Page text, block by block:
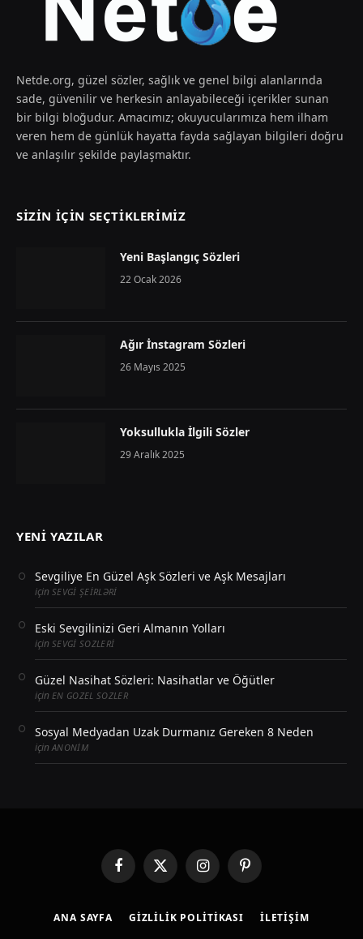
Netde.org, güzel sözler, sağlık ve genel bilgi alanlarında
sade, güvenilir ve herkesin anlayabileceği içerikler sunan
bir bilgi bloğudur. Amacımız; okuyucularımıza hem ilham
veren hem de günlük hayatta fayda sağlayan bilgileri doğru
ve anlaşılır şekilde paylaşmaktır.
SIZIN İÇIN SEÇTIKLERIMIZ
Yeni Başlangıç Sözleri
22 Ocak 2026
Ağır İnstagram Sözleri
26 Mayıs 2025
Yoksullukla İlgili Sözler
29 Aralık 2025
YENI YAZILAR
Sevgiliye En Güzel Aşk Sözleri ve Aşk Mesajları
için SEVGI ŞEIRLƏRI
Eski Sevgilinizi Geri Almanın Yolları
için SEVGI SOZLERI
Güzel Nasihat Sözleri: Nasihatlar ve Öğütler
için EN GOZEL SOZLER
Sosyal Medyadan Uzak Durmanız Gereken 8 Neden
içinANONIM
FacebookX
(Twitter)
InstagramPinterest
ANA SAYFA GIZLILIK POLITIKASI İLETIŞIM